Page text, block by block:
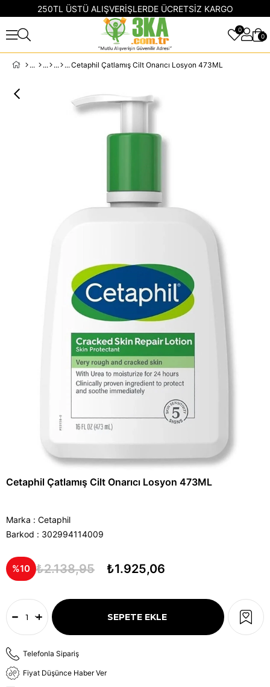
250TL ÜSTÜ ALIŞVERİŞLERDE ÜCRETSİZ KARGO
0
0
Cetaphil Çatlamış Cilt Onarıcı Losyon 473ML
Cetaphil Çatlamış Cilt Onarıcı Losyon 473ML
Marka : Cetaphil
Barkod : 302994114009
10 ₺2.138,95 ₺1.925,06
Telefonla Sipariş
Fiyat Düşünce Haber Ver